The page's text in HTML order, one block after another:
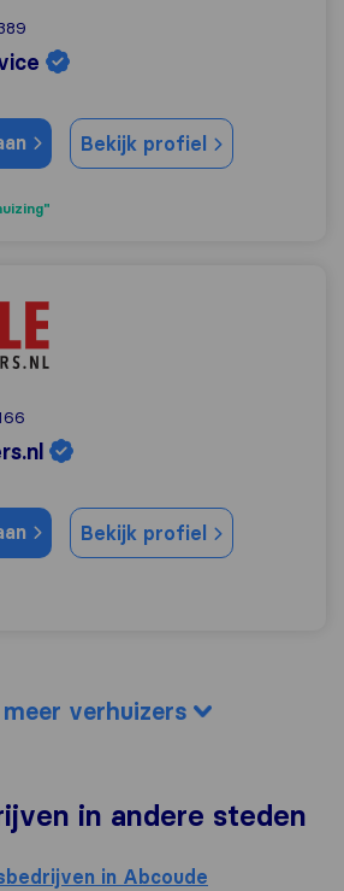
Bekijk profiel
Bekijk profiel
verhuizers
in andere steden
in Abcoude